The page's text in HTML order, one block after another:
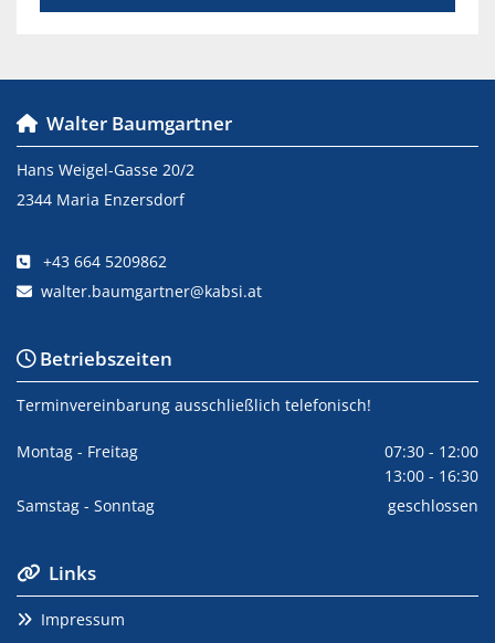
 Walter Baumgartner
Hans Weigel-Gasse 20/2
2344 Maria Enzersdorf
 +43 664 5209862
 walter.baumgartner@kabsi.at
Betriebszeiten
Terminvereinbarung ausschließlich telefonisch!
Montag - Freitag
07:30 - 12:00
13:00 - 16:30
Samstag - Sonntag
geschlossen
 Links
 Impressum